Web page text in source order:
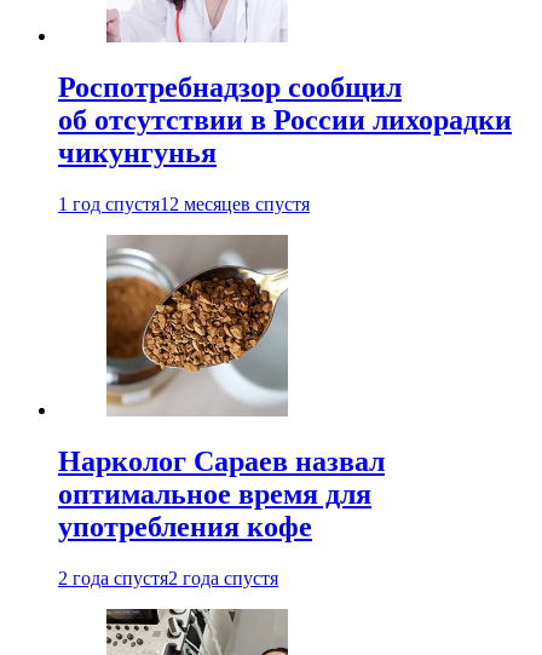
Роспотребнадзор сообщил
об отсутствии в России лихорадки
чикунгунья
1 год спустя12 месяцев спустя
Нарколог Сараев назвал
оптимальное время для
употребления кофе
2 года спустя2 года спустя